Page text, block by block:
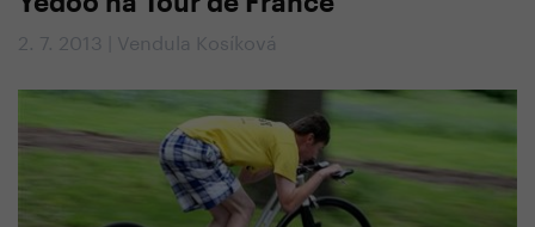
2. 7. 2013 | Vendula Kosíková